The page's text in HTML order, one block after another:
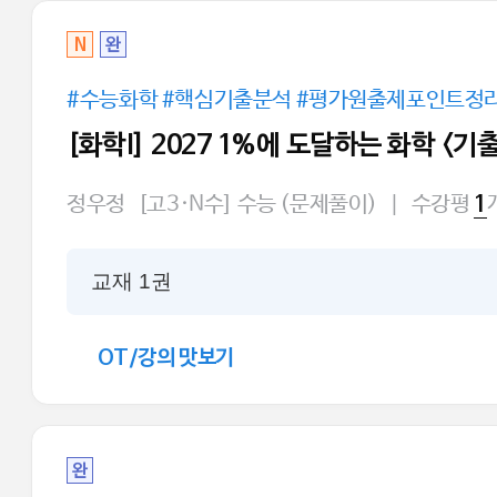
N 완
#수능화학 #핵심기출분석 #평가원출제포인트정리
[화학I] 2027 1%에 도달하는 화학 <기
정우정 [고3·N수] 수능 (문제풀이) 수강평 1
교재 1권
OT/강의 맛보기
완